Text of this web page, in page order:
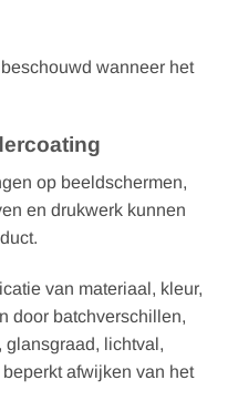
wanneer het
op beeldschermen,
en drukwerk kunnen
van materiaal, kleur,
door batchverschillen,
lichtval,
afwijken van het